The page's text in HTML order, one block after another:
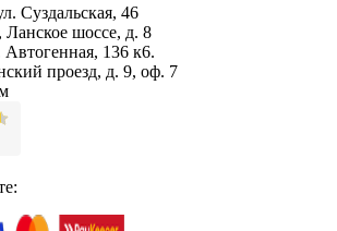
Суздальская, 46
Ланское шоссе, д. 8
136 к6.
проезд, д. 9, оф. 7